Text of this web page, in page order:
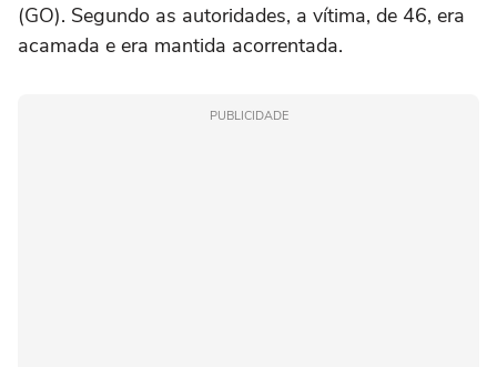
(GO). Segundo as autoridades, a vítima, de 46, era
acamada e era mantida acorrentada.
PUBLICIDADE